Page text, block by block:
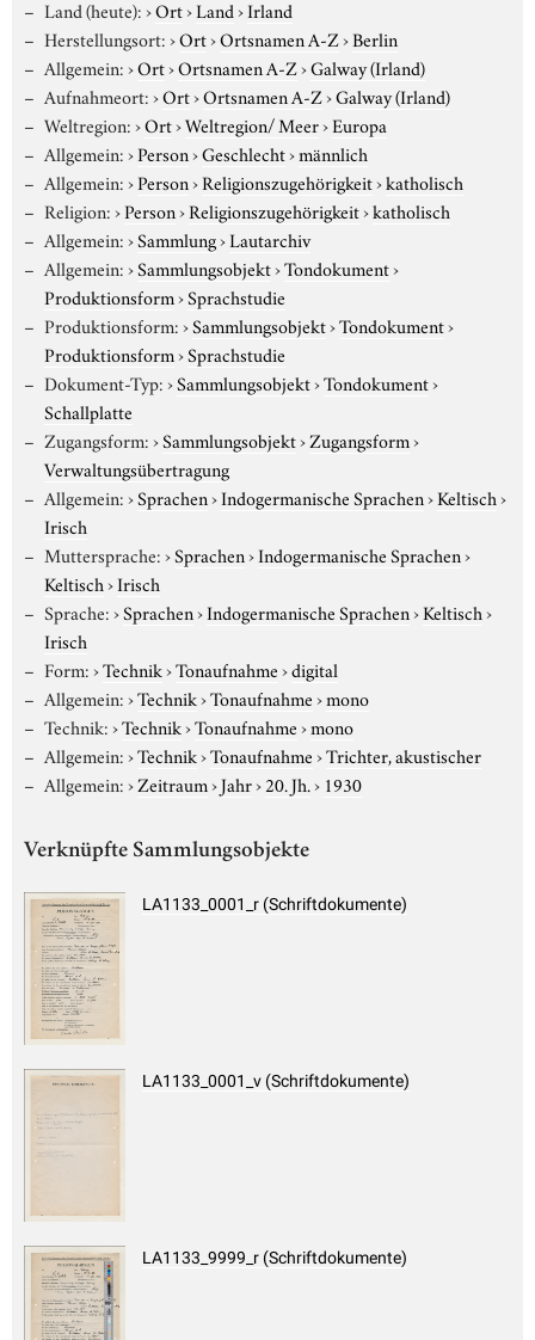
Land (heute):›Ort›Land›Irland
Herstellungsort:›Ort›Ortsnamen A-Z›Berlin
Allgemein:›Ort›Ortsnamen A-Z›Galway (Irland)
Aufnahmeort:›Ort›Ortsnamen A-Z›Galway (Irland)
Weltregion:›Ort›Weltregion/ Meer›Europa
Allgemein:›Person›Geschlecht›männlich
Allgemein:›Person›Religionszugehörigkeit›katholisch
Religion:›Person›Religionszugehörigkeit›katholisch
Allgemein:›Sammlung›Lautarchiv
Allgemein:›Sammlungsobjekt›Tondokument›
Produktionsform›Sprachstudie
Produktionsform:›Sammlungsobjekt›Tondokument›
Produktionsform›Sprachstudie
Dokument-Typ:›Sammlungsobjekt›Tondokument›
Schallplatte
Zugangsform:›Sammlungsobjekt›Zugangsform›
Verwaltungsübertragung
Allgemein:›Sprachen›Indogermanische Sprachen›Keltisch›
Irisch
Muttersprache:›Sprachen›Indogermanische Sprachen›
Keltisch›Irisch
Sprache:›Sprachen›Indogermanische Sprachen›Keltisch›
Irisch
Form:›Technik›Tonaufnahme›digital
Allgemein:›Technik›Tonaufnahme›mono
Technik:›Technik›Tonaufnahme›mono
Allgemein:›Technik›Tonaufnahme›Trichter, akustischer
Allgemein:›Zeitraum›Jahr›20. Jh.› 1930
Verknüpfte Sammlungsobjekte
LA1133_0001_r (Schriftdokumente)
LA1133_0001_v (Schriftdokumente)
LA1133_9999_r (Schriftdokumente)